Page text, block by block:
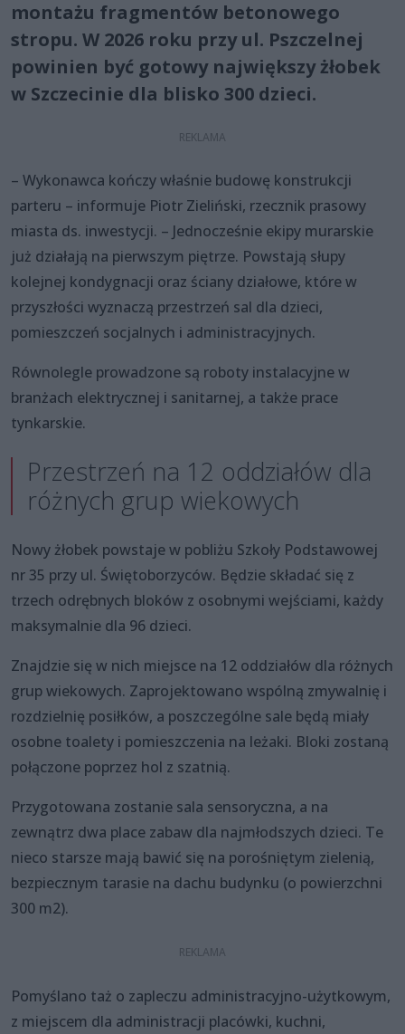
montażu fragmentów betonowego
stropu. W 2026 roku przy ul. Pszczelnej
powinien być gotowy największy żłobek
w Szczecinie dla blisko 300 dzieci.
– Wykonawca kończy właśnie budowę konstrukcji
parteru – informuje Piotr Zieliński, rzecznik prasowy
miasta ds. inwestycji. – Jednocześnie ekipy murarskie
już działają na pierwszym piętrze. Powstają słupy
kolejnej kondygnacji oraz ściany działowe, które w
przyszłości wyznaczą przestrzeń sal dla dzieci,
pomieszczeń socjalnych i administracyjnych.
Równolegle prowadzone są roboty instalacyjne w
branżach elektrycznej i sanitarnej, a także prace
tynkarskie.
Przestrzeń na 12 oddziałów dla
różnych grup wiekowych
Nowy żłobek powstaje w pobliżu Szkoły Podstawowej
nr 35 przy ul. Świętoborzyców. Będzie składać się z
trzech odrębnych bloków z osobnymi wejściami, każdy
maksymalnie dla 96 dzieci.
Znajdzie się w nich miejsce na 12 oddziałów dla różnych
grup wiekowych. Zaprojektowano wspólną zmywalnię i
rozdzielnię posiłków, a poszczególne sale będą miały
osobne toalety i pomieszczenia na leżaki. Bloki zostaną
połączone poprzez hol z szatnią.
Przygotowana zostanie sala sensoryczna, a na
zewnątrz dwa place zabaw dla najmłodszych dzieci. Te
nieco starsze mają bawić się na porośniętym zielenią,
bezpiecznym tarasie na dachu budynku (o powierzchni
300 m2).
Pomyślano taż o zapleczu administracyjno-użytkowym,
z miejscem dla administracji placówki, kuchni,